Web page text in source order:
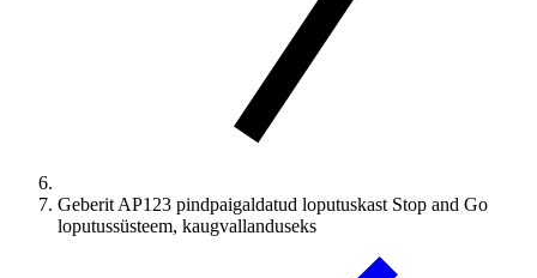
Geberit AP123 pindpaigaldatud loputuskast Stop and Go
loputussüsteem, kaugvallanduseks